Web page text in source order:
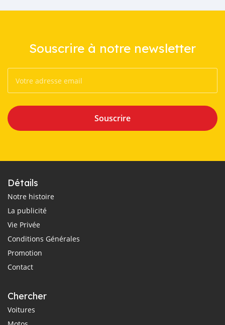
Souscrire à notre newsletter
Souscrire
Détails
Notre histoire
La publicité
Vie Privée
Conditions Générales
Promotion
Contact
Chercher
Voitures